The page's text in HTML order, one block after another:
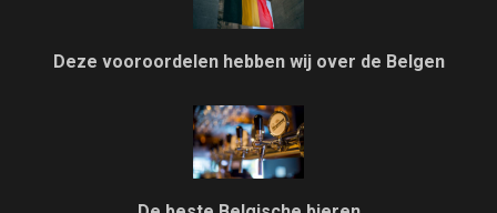
Deze vooroordelen hebben wij over de Belgen